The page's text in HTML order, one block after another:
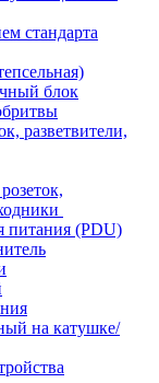
стандарта
блок
разветвители,
питания (PDU)
на катушке/